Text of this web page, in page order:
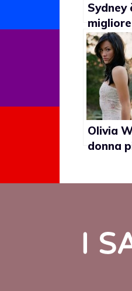
Sydney
turistica
secondo
popolo
Olivia
donna